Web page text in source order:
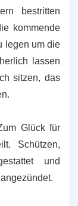
bestritten
kommende
legen um die
lassen
sitzen, das
Glück für
Schützen,
und